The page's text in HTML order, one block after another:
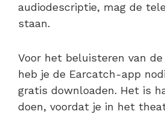
audiodescriptie, mag de
staan.
Voor het beluisteren van
heb je de Earcatch-app
gratis downloaden. Het is
doen, voordat je in het